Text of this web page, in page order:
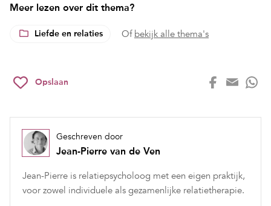
Meer lezen over dit thema?
Liefde en relaties Of bekijk alle thema's
Opslaan
Geschreven door
Jean-Pierre van de Ven
Jean-Pierre is relatiepsycholoog met een eigen praktijk,
voor zowel individuele als gezamenlijke relatietherapie.